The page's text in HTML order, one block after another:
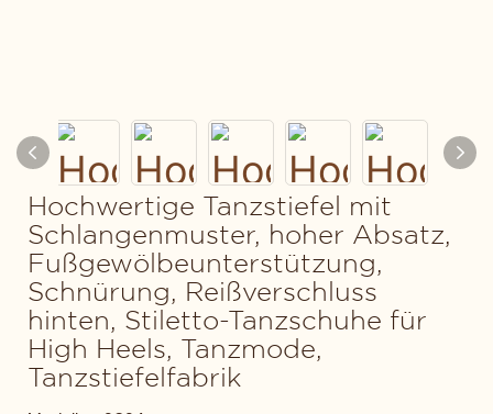
Hochwertige Tanzstiefel mit
Schlangenmuster, hoher Absatz,
Fußgewölbeunterstützung,
Schnürung, Reißverschluss
hinten, Stiletto-Tanzschuhe für
High Heels, Tanzmode,
Tanzstiefelfabrik